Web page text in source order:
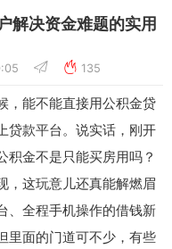
解决资金难题的实用
135
，能不能直接用公积金贷
贷款平台。说实话，刚开
金不是只能买房用吗？
，这玩意儿还真能解燃眉
、全程手机操作的借钱新
里面的门道可不少，有些